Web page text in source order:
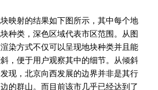
映射的结果如下图所示，其中每个地
种类，深色区域代表市区范围。从图
染方式不仅可以呈现地块种类并且能
，便于用户观察其中的细节。从倾斜
现，北京向西发展的边界并非是其行
的群山。而目前该市几乎已经达到了